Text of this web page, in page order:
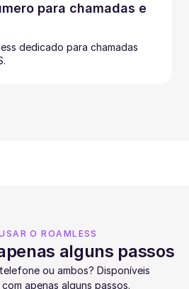
para chamadas e
dedicado para chamadas
O ROAMLESS
alguns passos
ou ambos? Disponíveis
apenas alguns passos.